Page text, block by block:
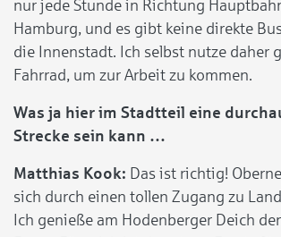
nur jede Stunde in Richtung
Hamburg, und es gibt keine direkte
die Innenstadt. Ich selbst nutze daher
Fahrrad, um zur Arbeit zu kommen.
Was ja hier im Stadtteil eine
Strecke sein kann …
Matthias Kook: Das ist richtig!
sich durch einen tollen Zugang zu
Ich genieße am Hodenberger Deich